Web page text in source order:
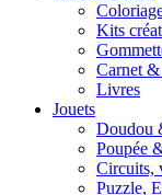
Kits
Carnet &
Livres
Jouets
Doudou
Poupée
Circuits,
Puzzle,